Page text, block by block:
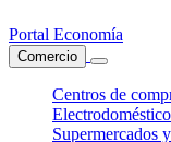
Portal Economía
Comercio
Centros de
Supermercados